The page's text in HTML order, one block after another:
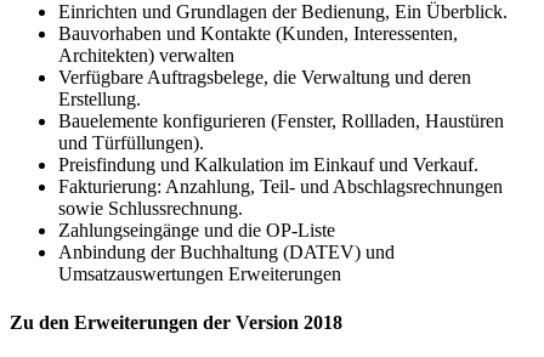
Einrichten und Grundlagen der Bedienung, Ein Überblick.
Bauvorhaben und Kontakte (Kunden, Interessenten,
Architekten) verwalten
Verfügbare Auftragsbelege, die Verwaltung und deren
Erstellung.
Bauelemente konfigurieren (Fenster, Rollladen, Haustüren
und Türfüllungen).
Preisfindung und Kalkulation im Einkauf und Verkauf.
Fakturierung: Anzahlung, Teil- und Abschlagsrechnungen
sowie Schlussrechnung.
Zahlungseingänge und die OP-Liste
Anbindung der Buchhaltung (DATEV) und
Umsatzauswertungen Erweiterungen
Zu den Erweiterungen der Version 2018